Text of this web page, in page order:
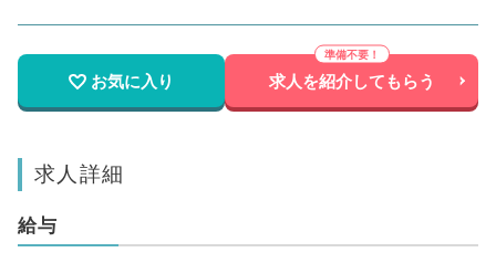
お気に入り 求人を紹介してもらう
求人詳細
給与